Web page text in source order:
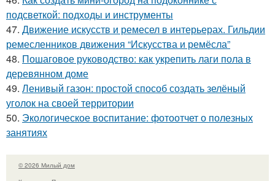
подсветкой: подходы и инструменты
47. Движение искусств и ремесел в интерьерах. Гильдии
ремесленников движения “Искусства и ремёсла”
48. Пошаговое руководство: как укрепить лаги пола в
деревянном доме
49. Ленивый газон: простой способ создать зелёный
уголок на своей территории
50. Экологическое воспитание: фотоотчет о полезных
занятиях
© 2026 Милый дом